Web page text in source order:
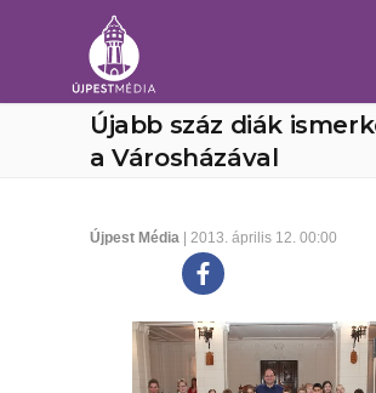
Újabb száz diák
a Városházával
Újpest Média | 2013. április 12. 00:00